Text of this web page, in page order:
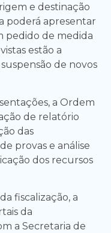
e destinação
poderá apresentar
pedido de medida
estão a
de novos
a Ordem
de relatório
das
provas e análise
dos recursos
fiscalização, a
da
a Secretaria de